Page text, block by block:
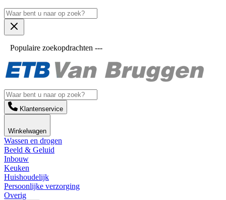
Populaire zoekopdrachten ---
Klantenservice
Winkelwagen
Wassen en drogen
Beeld & Geluid
Inbouw
Keuken
Huishoudelijk
Persoonlijke verzorging
Overig